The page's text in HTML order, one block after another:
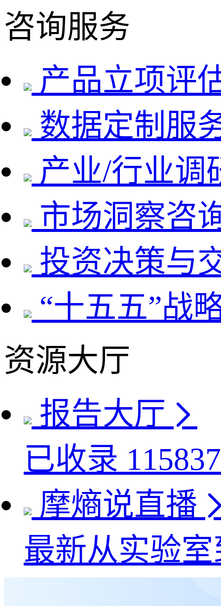
咨询服务
产品立项评
数据定制服
产业/行业调
市场洞察咨
投资决策与
“十五五”战
资源大厅
报告大厅
已收录 115837
摩熵说直播
最新从实验